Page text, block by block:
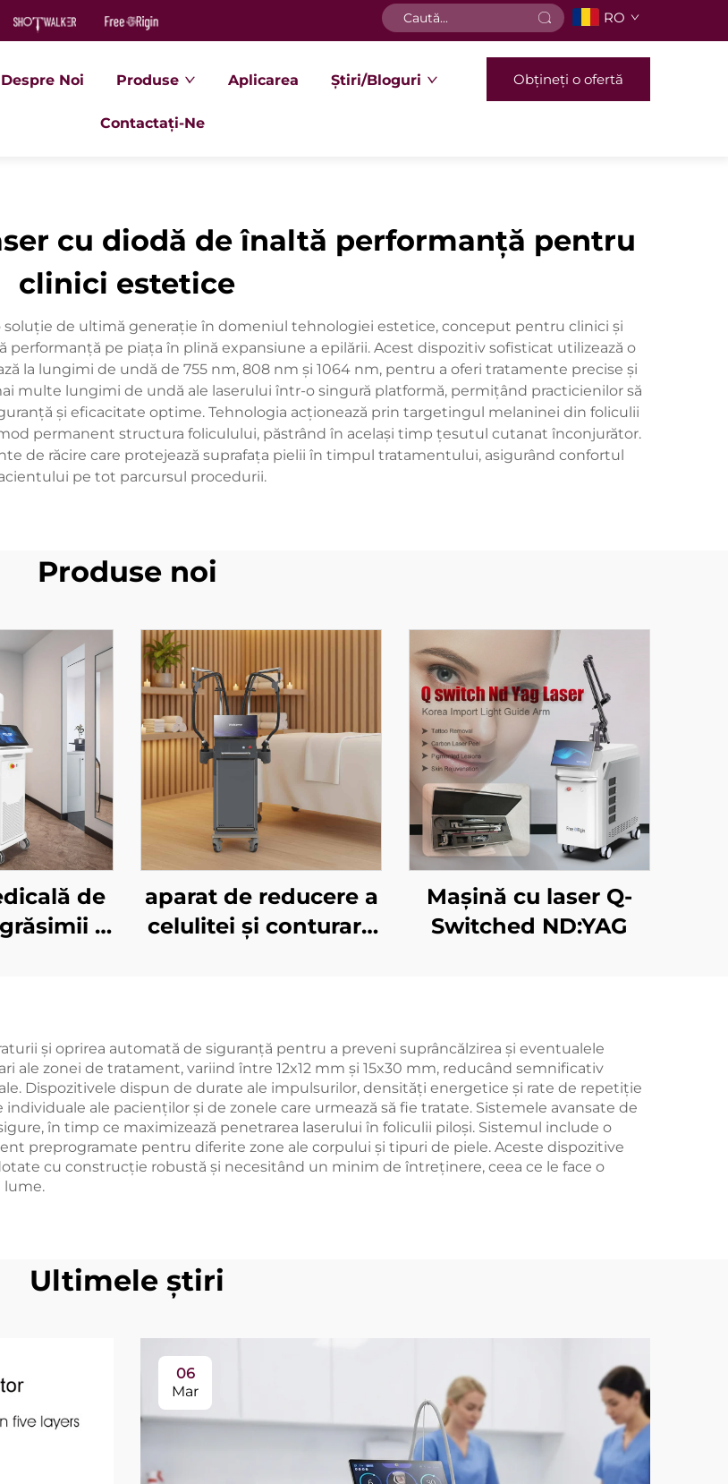
RO
Despre Noi Produse Aplicarea Știri/Bloguri
Contactați-Ne
Obțineți o ofertă
cu diodă de înaltă performanță pentru
clinici estetice
soluție de ultimă generație în domeniul tehnologiei estetice, conceput pentru clinici și
pe piața în plină expansiune a epilării. Acest dispozitiv sofisticat utilizează o
la lungimi de undă de 755 nm, 808 nm și 1064 nm, pentru a oferi tratamente precise și
multe lungimi de undă ale laserului într-o singură platformă, permițând practicienilor să
și eficacitate optime. Tehnologia acționează prin targetingul melaninei din foliculii
permanent structura foliculului, păstrând în același timp țesutul cutanat înconjurător.
de răcire care protejează suprafața pielii în timpul tratamentului, asigurând confortul
pe tot parcursul procedurii.
Produse noi
de
și
FDA,
și
aparat de reducere a
celulitei și conturare
GHz, cu corp subțire,
ridicare și întărire a
pielii, radiofrecvență
facială pentru
pierderea în greutate
Mașină cu laser Q-
Switched ND:YAG
și oprirea automată de siguranță pentru a preveni suprâncălzirea și eventualele
zonei de tratament, variind între 12x12 mm și 15x30 mm, reducând semnificativ
Dispozitivele dispun de durate ale impulsurilor, densități energetice și rate de repetiție
ale pacienților și de zonele care urmează să fie tratate. Sistemele avansate de
în timp ce maximizează penetrarea laserului în foliculii piloși. Sistemul include o
preprogramate pentru diferite zone ale corpului și tipuri de piele. Aceste dispozitive
cu construcție robustă și necesitând un minim de întreținere, ceea ce le face o
lume.
Ultimele știri
06
Mar